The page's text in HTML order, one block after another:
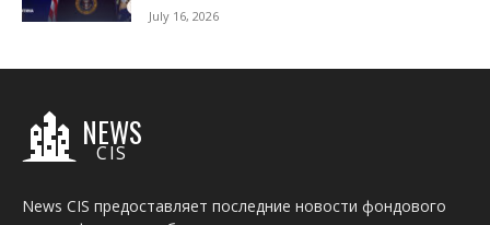
July 16, 2026
NEWS
CIS
News CIS предоставляет последние новости фондового